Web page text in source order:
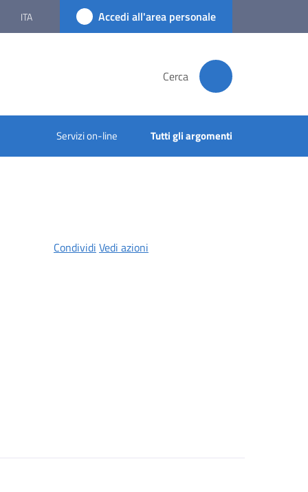
ITA Accedi all'area personale
Cerca
Servizi on-line Tutti gli argomenti
Condividi Vedi azioni